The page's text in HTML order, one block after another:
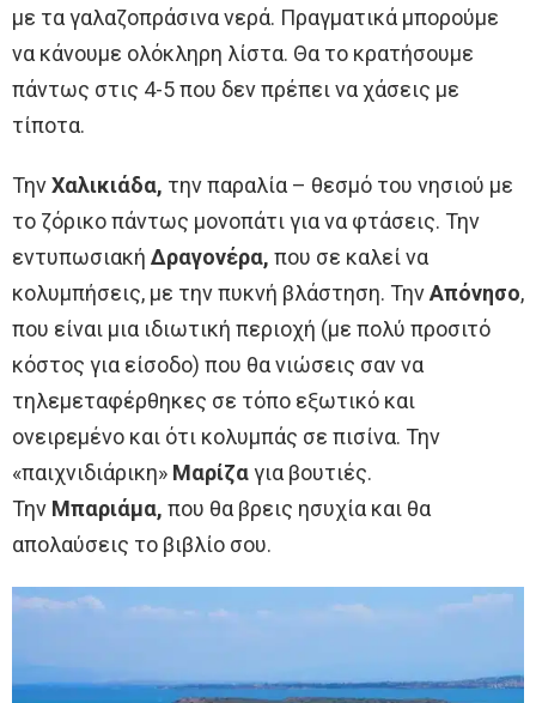
με τα γαλαζοπράσινα νερά. Πραγματικά μπορούμε
να κάνουμε ολόκληρη λίστα. Θα το κρατήσουμε
πάντως στις 4-5 που δεν πρέπει να χάσεις με
τίποτα.
ΤηνΧαλικιάδα, την παραλία – θεσμό του νησιού με
το ζόρικο πάντως μονοπάτι για να φτάσεις. Την
εντυπωσιακή Δραγονέρα, που σε καλεί να
κολυμπήσεις, με την πυκνή βλάστηση. ΤηνΑπόνησο,
που είναι μια ιδιωτική περιοχή (με πολύ προσιτό
κόστος για είσοδο) που θα νιώσεις σαν να
τηλεμεταφέρθηκες σε τόπο εξωτικό και
ονειρεμένο και ότι κολυμπάς σε πισίνα. Την
«παιχνιδιάρικη» Μαρίζαγια βουτιές.
Την Μπαριάμα, που θα βρεις ησυχία και θα
απολαύσεις το βιβλίο σου.